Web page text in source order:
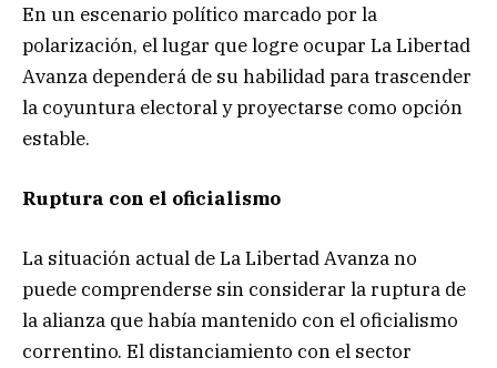
En un escenario político marcado por la
polarización, el lugar que logre ocupar La Libertad
Avanza dependerá de su habilidad para trascender
la coyuntura electoral y proyectarse como opción
estable.
Ruptura con el oficialismo
La situación actual de La Libertad Avanza no
puede comprenderse sin considerar la ruptura de
la alianza que había mantenido con el oficialismo
correntino. El distanciamiento con el sector